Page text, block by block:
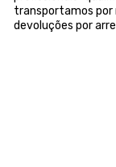
transportamos por
devoluções por